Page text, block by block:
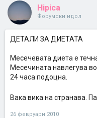
Hipica
Форумски идол
ДЕТАЛИ ЗА ДИЕТАТА
Месечевата диета е
Месечината навлегува
24 часа подоцна.
Вака вика на странава.
26 февруари 2010